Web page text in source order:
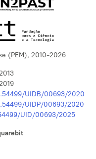
(PEM), 2010-2026
UIDB/00693/2020
UIDP/00693/2020
UID/00693/2025